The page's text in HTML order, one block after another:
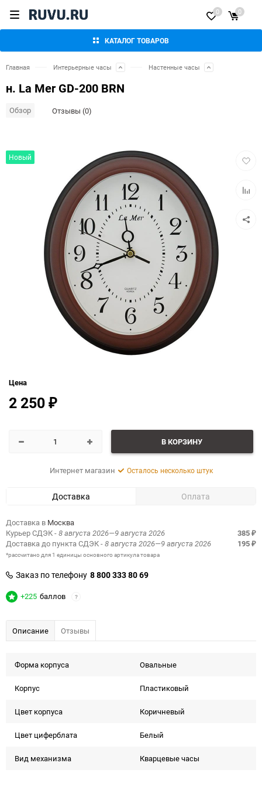
КАТАЛОГ ТОВАРОВ
0 0
Главная Интерьерные часы Настенные часы
н. La Mer GD-200 BRN
Обзор Отзывы (0)
Новый
Цена
2 250 ₽
В КОРЗИНУ
Интернет магазин Осталось несколько штук
Доставка Оплата
Доставка в Москва
Курьер СДЭК- 8 августа 2026—9 августа 2026 385 ₽
Доставка до пункта СДЭК- 8 августа 2026—9 августа 2026 195 ₽
*рассчитано для 1 единицы основного артикула товара
Заказ по телефону 8 800 333 80 69
+225 баллов ?
Описание Отзывы
Форма корпуcа Овальные
Корпус Пластиковый
Цвет корпуса Коричневый
Цвет циферблата Белый
Вид механизма Кварцевые часы